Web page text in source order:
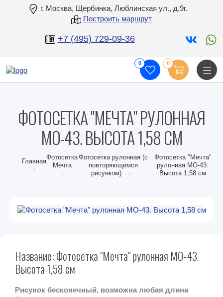
г. Москва, Щербинка, Люблинская ул., д.9г.
Построить маршрут
+7 (495) 729-09-36
0 0
ФОТОСЕТКА "МЕЧТА" РУЛОННАЯ
МО-43. ВЫСОТА 1,58 СМ
Главная
Фотосетка
Мечта
Фотосетка рулонная (с
повторяющимся
рисунком)
Фотосетка "Мечта"
рулонная МО-43.
Высота 1,58 см
Название: Фотосетка "Мечта" рулонная МО-43.
Высота 1,58 см
Рисунок бесконечный, возможна любая длина